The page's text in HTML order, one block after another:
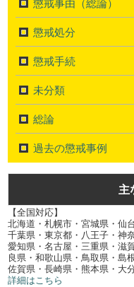
懲戒処分
懲戒手続
未分類
総論
過去の懲戒事例
主
【全国対応】
北海道・札幌市・宮城県・仙
千葉県・東京都・八王子・神
愛知県・名古屋・三重県・滋
良県・和歌山県・鳥取県・島
佐賀県・長崎県・熊本県・大
詳細はこちら